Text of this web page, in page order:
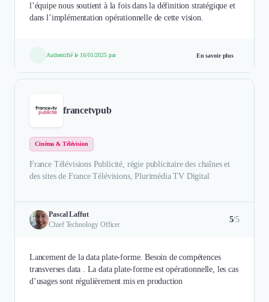
l’équipe nous soutient à la fois dans la définition stratégique et
dans l’implémentation opérationnelle de cette vision.
Authentifié le 16/01/2025 par En savoir plus
francetvpub
Cinéma & Télévision
France Télévisions Publicité, régie publicitaire des chaînes et
des sites de France Télévisions, Plurimédia TV Digital
Pascal Laffut
Chief Technology Officer
5/5
Lancement de la data plate-forme. Besoin de compétences
transverses data . La data plate-forme est opérationnelle, les cas
d’usages sont régulièrement mis en production